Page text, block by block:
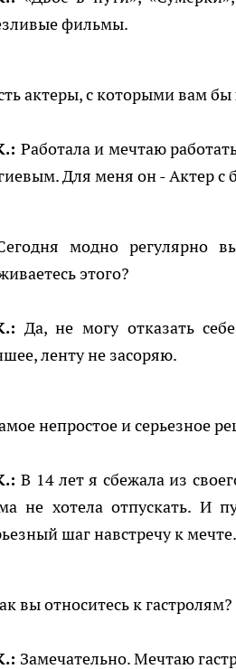
фильмы.
актеры, с которыми вам бы
Работала и мечтаю
Для меня он - Актер с
модно регулярно
этого?
Да, не могу отказать
ленту не засоряю.
непростое и серьезное
В 14 лет я сбежала из
не хотела отпускать. И
шаг навстречу к мечте.
вы относитесь к гастролям?
Замечательно. Мечтаю